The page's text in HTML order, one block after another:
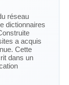
réseau
dictionnaires
a acquis
Cette
dans un